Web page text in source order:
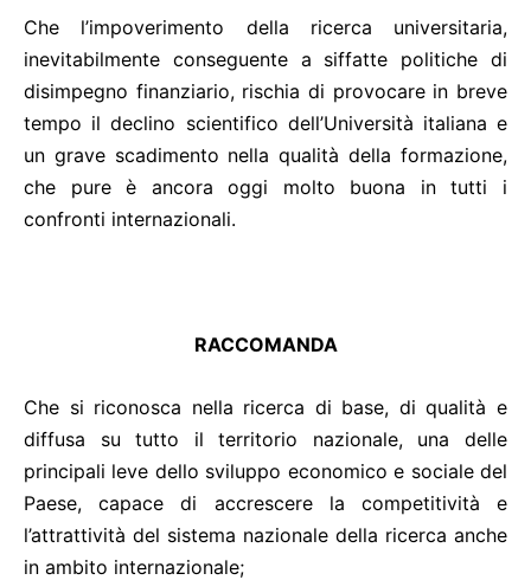
Che l’impoverimento della ricerca universitaria,
inevitabilmente conseguente a siffatte politiche di
disimpegno finanziario, rischia di provocare in breve
tempo il declino scientifico dell’Università italiana e
un grave scadimento nella qualità della formazione,
che pure è ancora oggi molto buona in tutti i
confronti internazionali.
RACCOMANDA
Che si riconosca nella ricerca di base, di qualità e
diffusa su tutto il territorio nazionale, una delle
principali leve dello sviluppo economico e sociale del
Paese, capace di accrescere la competitività e
l’attrattività del sistema nazionale della ricerca anche
in ambito internazionale;